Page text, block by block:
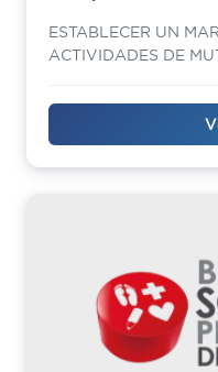
ESTABLECER UN
ACTIVIDADES DE